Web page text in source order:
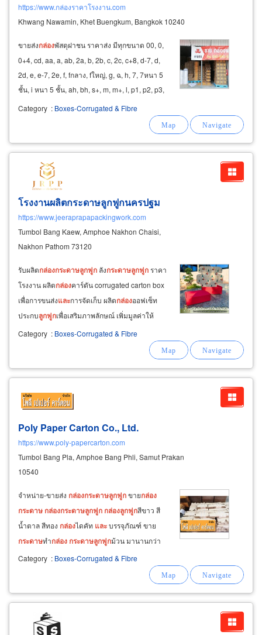
https://www.กล่องราคาโรงงาน.com
Khwang Nawamin, Khet Buengkum, Bangkok 10240
ขายส่งกล่องพัสดุฝาชน ราคาส่ง มีทุกขนาด 00, 0,
0+4, cd, aa, a, ab, 2a, b, 2b, c, 2c, c+8, d-7, d,
2d, e, e-7, 2e, f, fกลาง, fใหญ่, g, ฉ, h, 7, 7หนา 5
ชั้น, i หนา 5 ชั้น, ah, bh, s+, m, m+, l, p1, p2, p3,
p4,
เบอร์ 1, กล่อง ผลไม้ m, กล่อง
ขายส่งซองไปรษณีย์ ซองพลาสติก ซองเอกสารสี
Category : Boxes-Corrugated & Fibre
โรงงานผลิตกระดาษลูกฟูกนครปฐม
https://www.jeeraprapapackingwork.com
Tumbol Bang Kaew, Amphoe Nakhon Chaisi,
Nakhon Pathom 73120
รับผลิตกล่องกระดาษลูกฟูก ลังกระดาษลูกฟูก ราคา
โรงงาน ผลิตกล่องคาร์ตัน corrugated carton box
เพื่อการขนส่งและการจัดเก็บ ผลิตกล่องออฟเซ็ท
ประกบลูกฟูกเพื่อเสริมภาพลักษณ์ เพิ่มมูลค่าให้
สินค้า ด้วย กระดาษ ลูกฟูกชนิดต่างๆกระดาษ
3 ชั้น single
Category : Boxes-Corrugated & Fibre
Poly Paper Carton Co., Ltd.
https://www.poly-papercarton.com
Tumbol Bang Pla, Amphoe Bang Phli, Samut Prakan
10540
จำหน่าย-ขายส่ง กล่องกระดาษลูกฟูกขายกล่อง
กระดาษ กล่องกระดาษลูกฟูก กล่องลูกฟูกสีขาว สี
น้ำตาล สีทอง กล่องไดคัท และบรรจุภัณฑ์ ขาย
กระดาษทำกล่อง กระดาษลูกฟูกม้วน มานานกว่า
30 ปี ผลิตจากกระดาษลูกฟูกลอน b,กระดาษ
ลอน bc
Category : Boxes-Corrugated & Fibre